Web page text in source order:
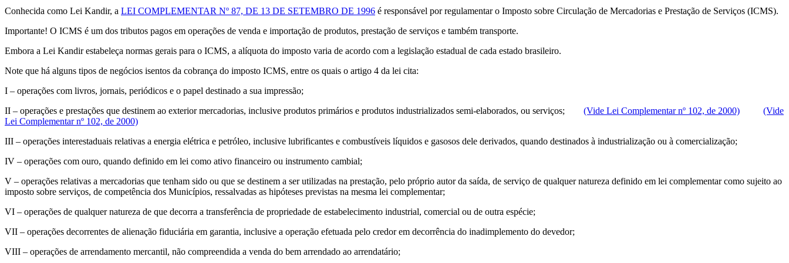
Conhecida como Lei Kandir, a LEI COMPLEMENTAR Nº 87, DE 13 DE SETEMBRO DE 1996 é responsável por regulamentar o Imposto sobre Circulação de Mercadorias e Prestação de Serviços (ICMS).
Importante! O ICMS é um dos tributos pagos em operações de venda e importação de produtos, prestação de serviços e também transporte.
Embora a Lei Kandir estabeleça normas gerais para o ICMS, a alíquota do imposto varia de acordo com a legislação estadual de cada estado brasileiro.
Note que há alguns tipos de negócios isentos da cobrança do imposto ICMS, entre os quais o artigo 4 da lei cita:
I – operações com livros, jornais, periódicos e o papel destinado a sua impressão;
II – operações e prestações que destinem ao exterior mercadorias, inclusive produtos primários e produtos industrializados semi-elaborados, ou serviços; (Vide Lei Complementar nº 102, de 2000)
(Vide
Lei Complementar nº 102, de 2000)
III – operações interestaduais relativas a energia elétrica e petróleo, inclusive lubrificantes e combustíveis líquidos e gasosos dele derivados, quando destinados à industrialização ou à comercialização;
IV – operações com ouro, quando definido em lei como ativo financeiro ou instrumento cambial;
V – operações relativas a mercadorias que tenham sido ou que se destinem a ser utilizadas na prestação, pelo próprio autor da saída, de serviço de qualquer natureza definido em lei complementar como sujeito ao
imposto sobre serviços, de competência dos Municípios, ressalvadas as hipóteses previstas na mesma lei complementar;
VI – operações de qualquer natureza de que decorra a transferência de propriedade de estabelecimento industrial, comercial ou de outra espécie;
VII – operações decorrentes de alienação fiduciária em garantia, inclusive a operação efetuada pelo credor em decorrência do inadimplemento do devedor;
VIII – operações de arrendamento mercantil, não compreendida a venda do bem arrendado ao arrendatário;